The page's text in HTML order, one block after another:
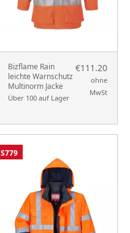
Bizflame Rain
leichte Warnschutz
Multinorm Jacke
Über 100 auf Lager
€111.20
ohne
MwSt
S779